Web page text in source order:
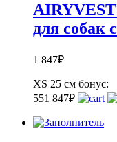
для собак
1 847₽
XS 25 см бонус:
551 847₽